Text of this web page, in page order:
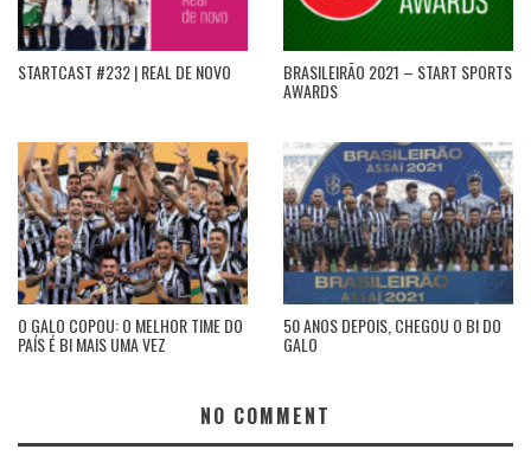
STARTCAST #232 | REAL DE NOVO BRASILEIRÃO 2021 – START SPORTS
AWARDS
O GALO COPOU: O MELHOR TIME DO
PAÍS É BI MAIS UMA VEZ
50 ANOS DEPOIS, CHEGOU O BI DO
GALO
NO COMMENT